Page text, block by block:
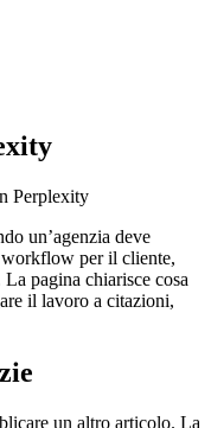
Perplexity
un’agenzia deve
per il cliente,
pagina chiarisce cosa
il lavoro a citazioni,
un altro articolo. La